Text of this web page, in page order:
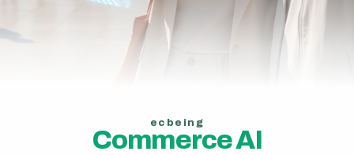
ecbeing
CommerceAI